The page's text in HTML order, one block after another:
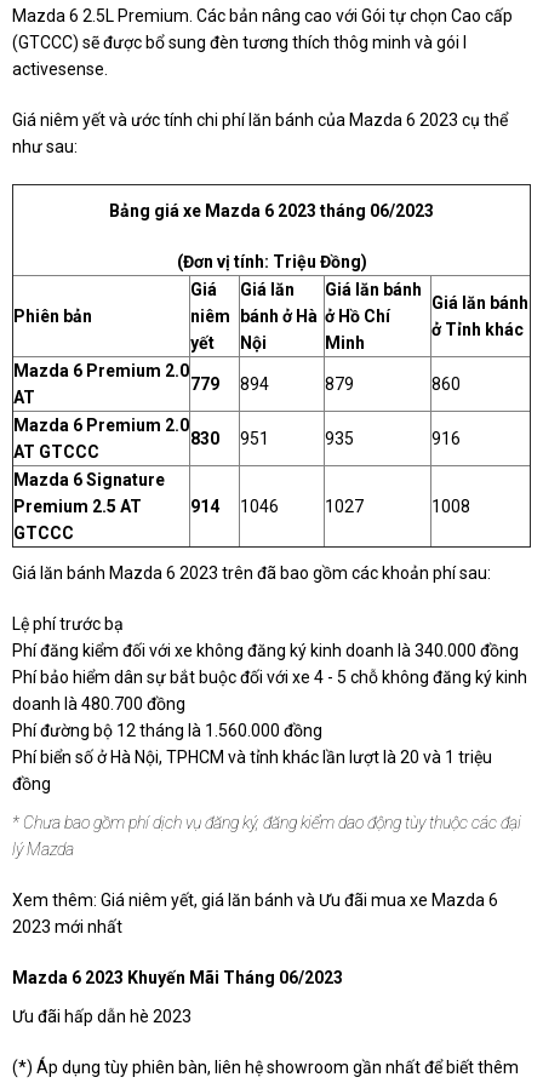
Mazda 6 2.5L Premium. Các bản nâng cao với Gói tự chọn Cao cấp
(GTCCC) sẽ được bổ sung đèn tương thích thôg minh và gói I
activesense.
Giá niêm yết và ước tính chi phí lăn bánh của Mazda 6 2023 cụ thể
như sau:
Bảng giá xe Mazda 6 2023 tháng 06/2023
(Đơn vị tính: Triệu Đồng)
Phiên bản
Giá
niêm
yết
Giá lăn
bánh ở Hà
Nội
Giá lăn bánh
ở Hồ Chí
Minh
Giá lăn bánh
ở Tỉnh khác
Mazda 6 Premium 2.0
AT
779 894 879 860
Mazda 6 Premium 2.0
AT GTCCC
830 951 935 916
Mazda 6 Signature
Premium 2.5 AT
GTCCC
914 1046 1027 1008
Giá lăn bánh Mazda 6 2023 trên đã bao gồm các khoản phí sau:
Lệ phí trước bạ
Phí đăng kiểm đối với xe không đăng ký kinh doanh là 340.000 đồng
Phí bảo hiểm dân sự bắt buộc đối với xe 4 - 5 chỗ không đăng ký kinh
doanh là 480.700 đồng
Phí đường bộ 12 tháng là 1.560.000 đồng
Phí biển số ở Hà Nội, TPHCM và tỉnh khác lần lượt là 20 và 1 triệu
đồng
* Chưa bao gồm phí dịch vụ đăng ký, đăng kiểm dao động tùy thuộc các đại
lý Mazda
Xem thêm: Giá niêm yết, giá lăn bánh và Ưu đãi mua xe Mazda 6
2023 mới nhất
Mazda 6 2023 Khuyến Mãi Tháng 06/2023
Ưu đãi hấp dẫn hè 2023
(*) Áp dụng tùy phiên bàn, liên hệ showroom gần nhất để biết thêm